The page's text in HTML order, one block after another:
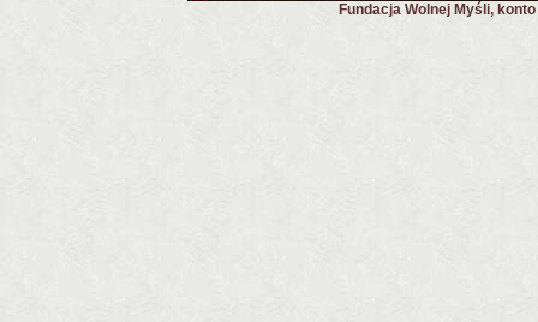
Fundacja Wolnej Myśli,